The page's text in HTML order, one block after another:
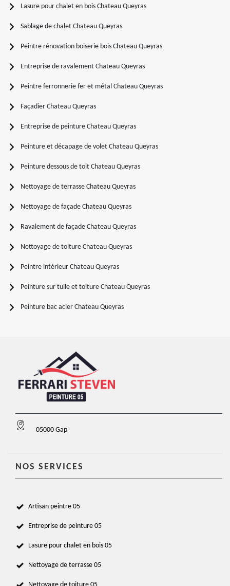
Lasure pour chalet en bois Chateau Queyras
Sablage de chalet Chateau Queyras
Peintre rénovation boiserie bois Chateau Queyras
Entreprise de ravalement Chateau Queyras
Peintre ferronnerie fer et métal Chateau Queyras
Façadier Chateau Queyras
Entreprise de peinture Chateau Queyras
Peinture et décapage de volet Chateau Queyras
Peinture dessous de toit Chateau Queyras
Nettoyage de terrasse Chateau Queyras
Nettoyage de façade Chateau Queyras
Ravalement de façade Chateau Queyras
Nettoyage de toiture Chateau Queyras
Peintre intérieur Chateau Queyras
Peinture sur tuile et toiture Chateau Queyras
Peinture bac acier Chateau Queyras
05000 Gap
NOS SERVICES
Artisan peintre 05
Entreprise de peinture 05
Lasure pour chalet en bois 05
Nettoyage de terrasse 05